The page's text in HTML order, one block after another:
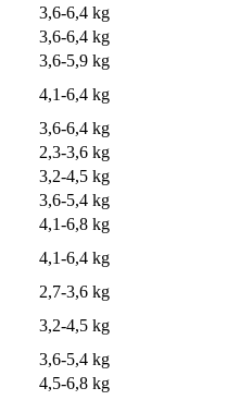
3,6-6,4 kg
3,6-6,4 kg
3,6-5,9 kg
4,1-6,4 kg
3,6-6,4 kg
2,3-3,6 kg
3,2-4,5 kg
3,6-5,4 kg
4,1-6,8 kg
4,1-6,4 kg
2,7-3,6 kg
3,2-4,5 kg
3,6-5,4 kg
4,5-6,8 kg